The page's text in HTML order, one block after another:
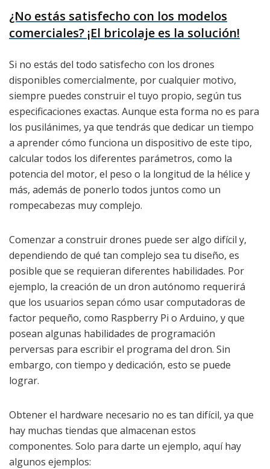
¿No estás satisfecho con los modelos
comerciales? ¡El bricolaje es la solución!
Si no estás del todo satisfecho con los drones
disponibles comercialmente, por cualquier motivo,
siempre puedes construir el tuyo propio, según tus
especificaciones exactas. Aunque esta forma no es para
los pusilánimes, ya que tendrás que dedicar un tiempo
a aprender cómo funciona un dispositivo de este tipo,
calcular todos los diferentes parámetros, como la
potencia del motor, el peso o la longitud de la hélice y
más, además de ponerlo todos juntos como un
rompecabezas muy complejo.
Comenzar a construir drones puede ser algo difícil y,
dependiendo de qué tan complejo sea tu diseño, es
posible que se requieran diferentes habilidades. Por
ejemplo, la creación de un dron autónomo requerirá
que los usuarios sepan cómo usar computadoras de
factor pequeño, como Raspberry Pi o Arduino, y que
posean algunas habilidades de programación
perversas para escribir el programa del dron. Sin
embargo, con tiempo y dedicación, esto se puede
lograr.
Obtener el hardware necesario no es tan difícil, ya que
hay muchas tiendas que almacenan estos
componentes. Solo para darte un ejemplo, aquí hay
algunos ejemplos: